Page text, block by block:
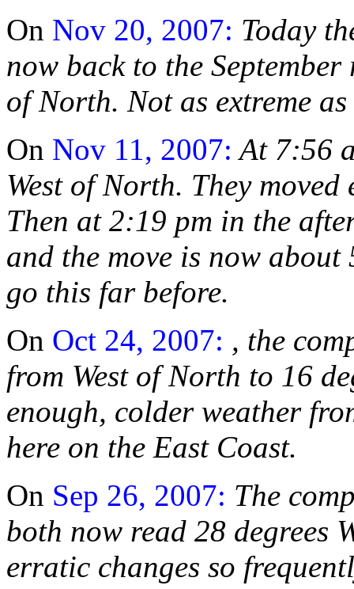
On Nov 20, 2007: Today
now back to the
of North. Not as extreme
On Nov 11, 2007: At 7:56
West of North. They moved
Then at 2:19 pm in the
and the move is now about
go this far before.
On Oct 24, 2007: , the
from West of North to 16
enough, colder weather
here on the East Coast.
On Sep 26, 2007: The
both now read 28 degrees
erratic changes so